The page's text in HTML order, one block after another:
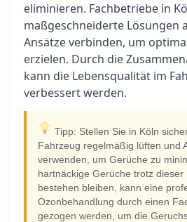
eliminieren. Fachbetriebe in
maßgeschneiderte Lösungen
Ansätze verbinden, um
erzielen. Durch die
kann die Lebensqualität im
verbessert werden.
Tipp: Stellen Sie in Köln
Fahrzeug regelmäßig lüften und
verwenden, um Gerüche zu
hartnäckige Gerüche trotz dieser
bestehen bleiben, kann eine
Ozonbehandlung durch einen
gezogen werden, um die